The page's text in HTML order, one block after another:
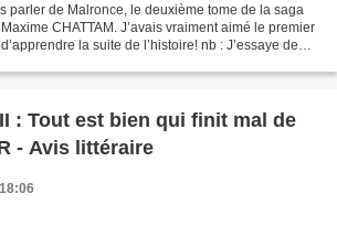
parler de Malronce, le deuxième tome de la saga
CHATTAM. J’avais vraiment aimé le premier
la suite de l’histoire! nb : J’essaye de
: Tout est bien qui finit mal de
- Avis littéraire